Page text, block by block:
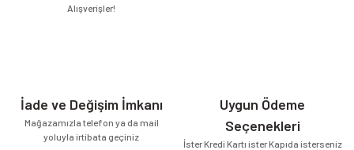
Alışverişler!
İade ve Değişim İmkanı
Mağazamızla telefon ya da mail
yoluyla irtibata geçiniz
Uygun Ödeme
Seçenekleri
İster Kredi Kartı ister Kapıda isterseniz